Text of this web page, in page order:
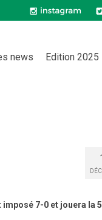
news Edition 2025
imposé 7-0 et jouera la